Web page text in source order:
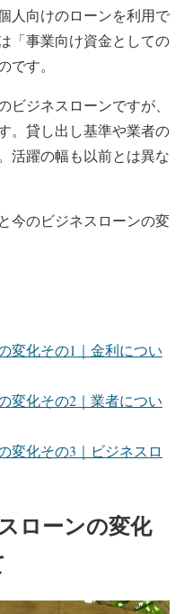
人向けのローンを利用で
「事業向け資金としての
す。
ビジネスローンですが、
。貸し出し基準や業者の
活躍の幅も以前とは異な
今のビジネスローンの変
変化その1｜金利につい
変化その2｜業者につい
変化その3｜ビジネスロ
ローンの変化